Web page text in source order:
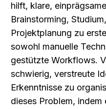
hilft, klare,
Brainstorming,
Projektplanung zu
sowohl manuelle
gestützte Workflows.
schwierig, verstreute
Erkenntnisse zu
dieses Problem, indem